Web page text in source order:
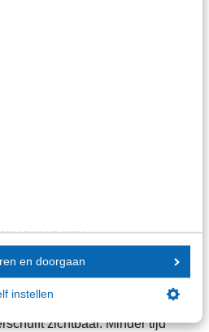
en doorgaan
instellen
den Heuvel.
maar vervangt het niet
zichtbaar. Minder tijd